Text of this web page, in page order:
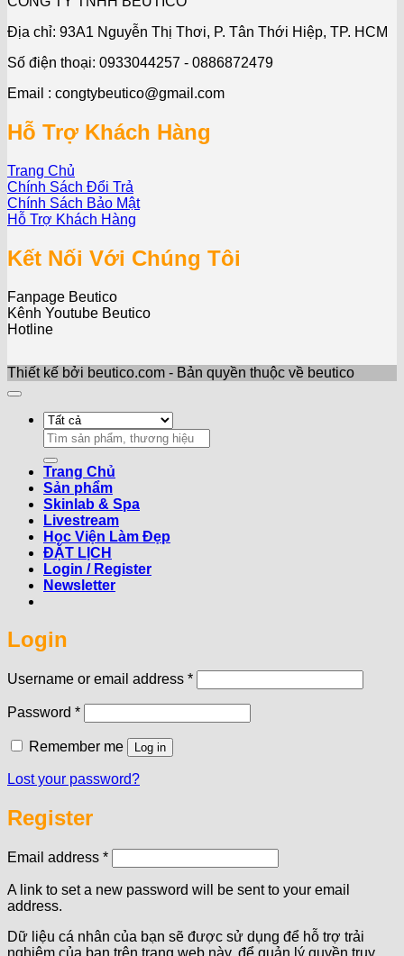
Địa chỉ: 93A1 Nguyễn Thị Thơi, P. Tân Thới Hiệp, TP. HCM
Số điện thoại: 0933044257 - 0886872479
Email : congtybeutico@gmail.com
Hỗ Trợ Khách Hàng
Trang Chủ
Chính Sách Đổi Trả
Chính Sách Bảo Mật
Hỗ Trợ Khách Hàng
Kết Nối Với Chúng Tôi
Fanpage Beutico
Kênh Youtube Beutico
Hotline
Thiết kế bởi beutico.com - Bản quyền thuộc về beutico
Search
for:
Trang Chủ
Sản phẩm
Skinlab & Spa
Livestream
Học Viện Làm Đẹp
ĐẶT LỊCH
Login / Register
Newsletter
Login
Username or email address *Required
Password *Required
Remember me Log in
Lost your password?
Register
Email address *Required
A link to set a new password will be sent to your email
address.
Dữ liệu cá nhân của bạn sẽ được sử dụng để hỗ trợ trải